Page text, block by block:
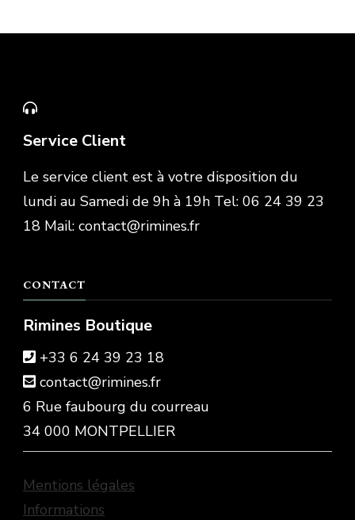
Service Client
Le service client est à votre disposition du
lundi au Samedi de 9h à 19h Tel: 06 24 39 23
18 Mail: contact@rimines.fr
CONTACT
Rimines Boutique
+33 6 24 39 23 18
contact@rimines.fr
6 Rue faubourg du courreau
34 000 MONTPELLIER
Mentions légales
Informations